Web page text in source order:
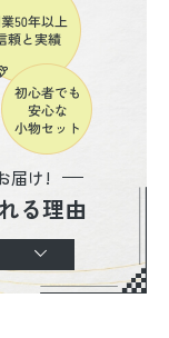
届け!
る理由